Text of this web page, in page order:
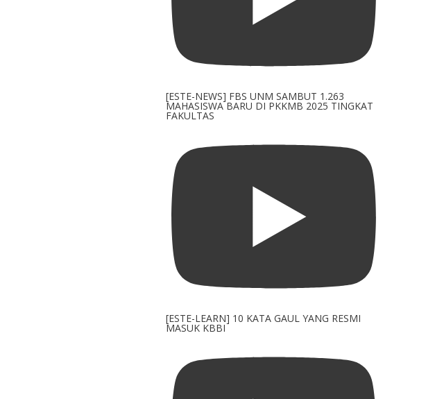
[ESTE-NEWS] FBS UNM SAMBUT 1.263
MAHASISWA BARU DI PKKMB 2025 TINGKAT
FAKULTAS
[ESTE-LEARN] 10 KATA GAUL YANG RESMI
MASUK KBBI